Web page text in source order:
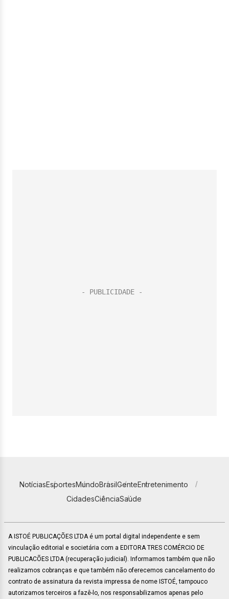
NotíciasEsportesMundoBrasilGenteEntretenimento
CidadesCiênciaSaúde
A ISTOÉ PUBLICAÇÕES LTDA é um portal digital independente e sem
vinculação editorial e societária com a EDITORA TRES COMÉRCIO DE
PUBLICACÕES LTDA (recuperação judicial). Informamos também que não
realizamos cobranças e que também não oferecemos cancelamento do
contrato de assinatura da revista impressa de nome ISTOÉ, tampouco
autorizamos terceiros a fazê-lo, nos responsabilizamos apenas pelo